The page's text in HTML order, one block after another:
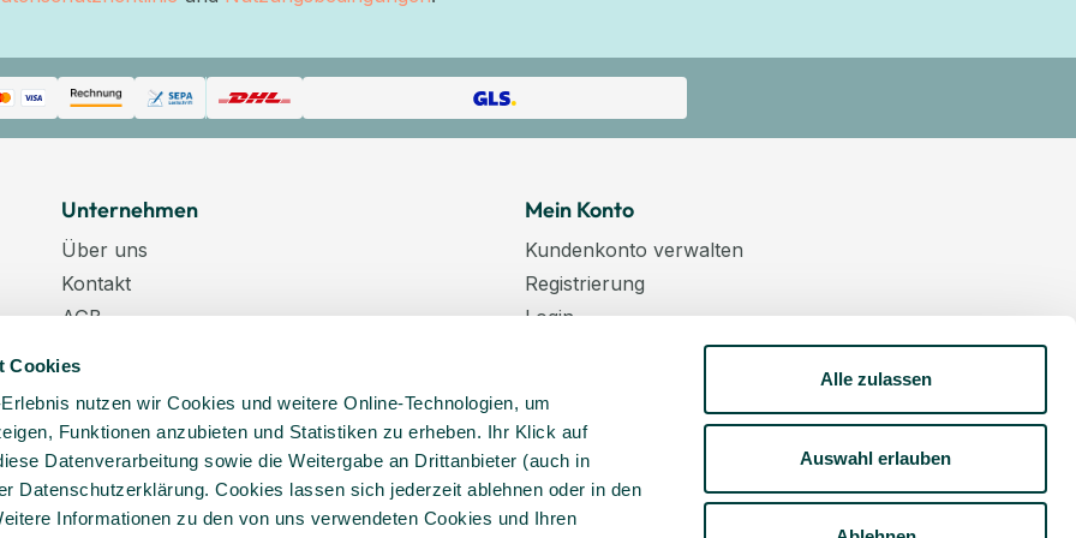
Cookies
nutzen wir Cookies und weitere Online-Technologien, um
Funktionen anzubieten und Statistiken zu erheben. Ihr Klick auf
Datenverarbeitung sowie die Weitergabe an Drittanbieter (auch in
Datenschutzerklärung. Cookies lassen sich jederzeit ablehnen oder in den
Informationen zu den von uns verwendeten Cookies und Ihren
Alle zulassen
Auswahl erlauben
Unternehmen
Über uns
Kontakt
AGB
Karriere
Veranstaltungstermine
Lieferkette
Mein Konto
Kundenkonto verwalten
Registrierung
Login
Kundenkonto aktivieren